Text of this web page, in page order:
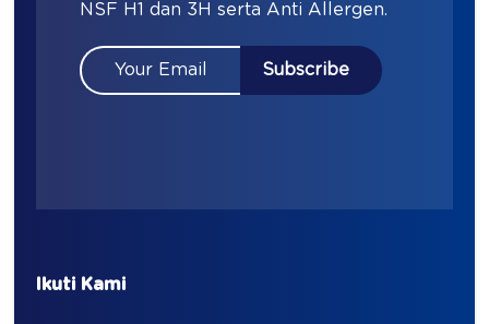
NSF H1 dan 3H serta Anti Allergen.
Ikuti Kami